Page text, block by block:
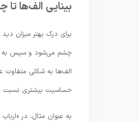
بینایی الف‌ها
برای درک بهتر میزان
چشم می‌شود و سپس به
الف‌ها به شکلی متفاوت
حساسیت بیشتری نسبت
به عنوان مثال، در